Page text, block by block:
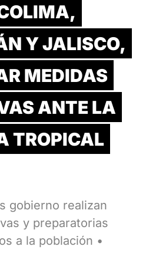
Y JALISCO,
MEDIDAS
ANTE LA
TROPICAL
gobierno realizan
y preparatorias
a la población •